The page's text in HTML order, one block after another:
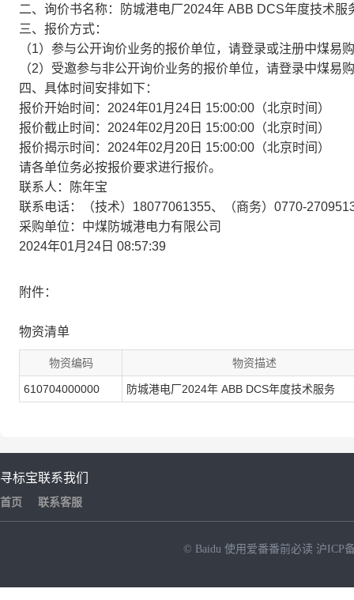
二、询价书名称：防城港电厂2024年 ABB DCS年度技术服
三、报价方式：
（1）参与公开询价业务的报价单位，请登录或注册中煤易
（2）受邀参与非公开询价业务的报价单位，请登录中煤
四、具体时间安排如下：
报价开始时间：2024年01月24日 15:00:00（北京时间）
报价截止时间：2024年02月20日 15:00:00（北京时间）
报价揭示时间：2024年02月20日 15:00:00（北京时间）
请各单位务必按报价要求进行报价。
联系人：陈年宝
联系电话：（技术）18077061355、（商务）0770-
采购单位：中煤防城港电力有限公司
2024年01月24日 08:57:39
附件：
物资清单
物资编码 物资描述
610704000000 防城港电厂2024年 ABB DCS年度技术服务
寻标宝
首页
联系我们
联系客服
© Baidu 使用爱番番前必读 沪ICP